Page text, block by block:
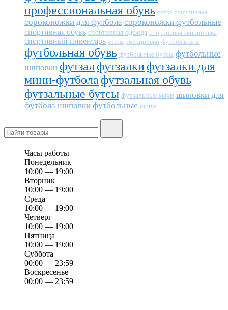
профессиональная обувь сетка спортивная
сороконожки для футбола сороконожки футбольные
спортивная обувь спортивная одежда спортивная экипировка
спортивный инвентарь стиль тренировки футбол в зале
футбольная обувь футбольные бутсы футбольные
шиповки футзалфутзалкифутзалки для
мини-футбола футзальная обувь
футзальные бутсы футзальные мячи шиповки для
футбола шиповки футбольные шипы
Часы работы
Понедельник
10:00 — 19:00
Вторник
10:00 — 19:00
Среда
10:00 — 19:00
Четверг
10:00 — 19:00
Пятница
10:00 — 19:00
Суббота
00:00 — 23:59
Воскресенье
00:00 — 23:59